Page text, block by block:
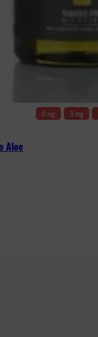
0 mg 3 mg
Aloe